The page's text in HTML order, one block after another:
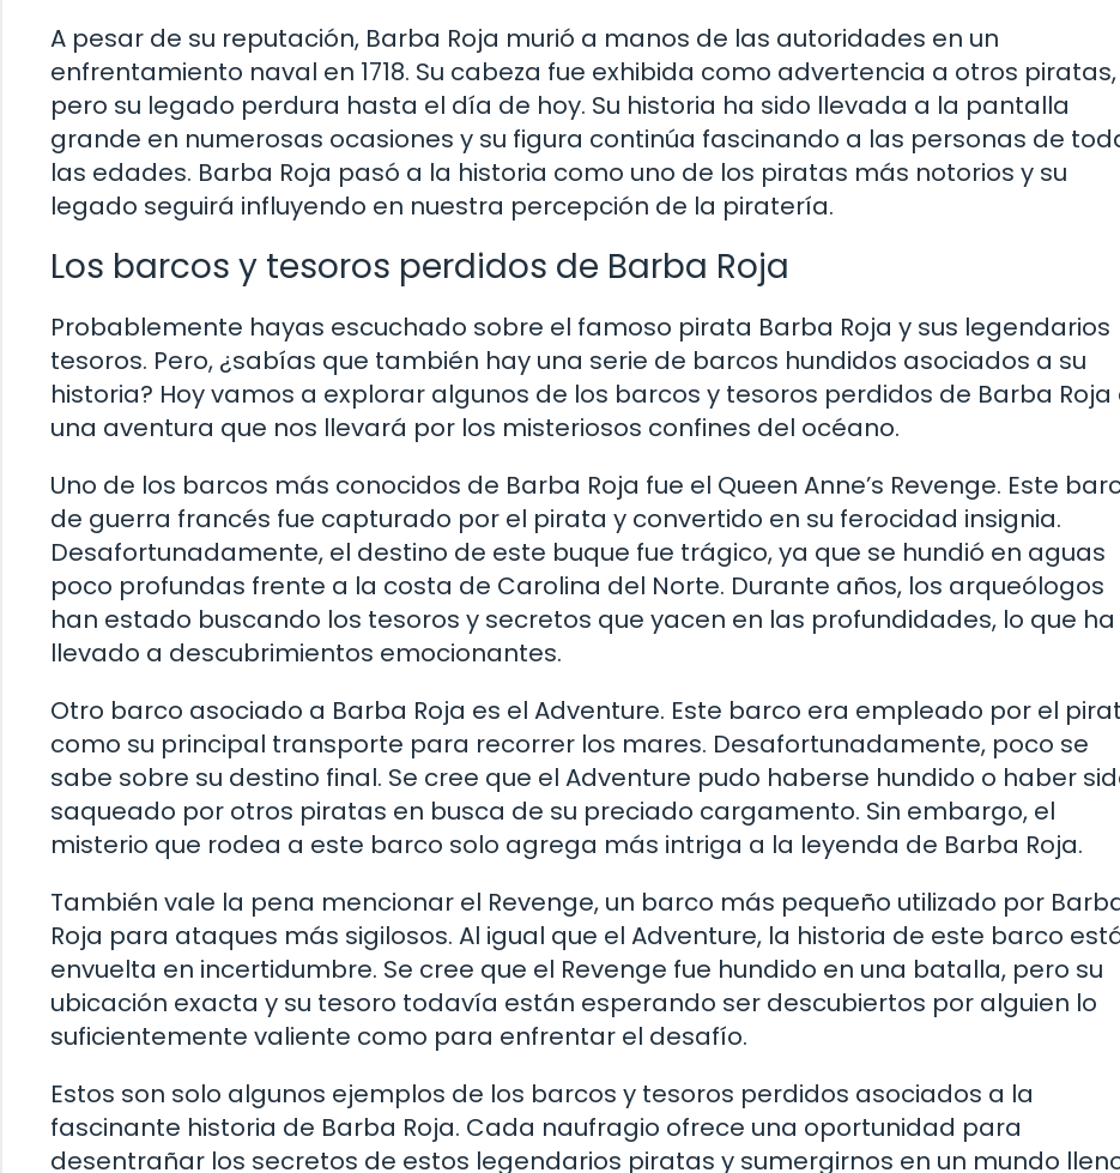
A pesar de su reputación, Barba Roja murió a manos de las autoridades en un
enfrentamiento naval en 1718. Su cabeza fue exhibida como advertencia a otros piratas,
pero su legado perdura hasta el día de hoy. Su historia ha sido llevada a la pantalla
grande en numerosas ocasiones y su figura continúa fascinando a las personas de
las edades. Barba Roja pasó a la historia como uno de los piratas más notorios y su
legado seguirá influyendo en nuestra percepción de la piratería.
Los barcos y tesoros perdidos de Barba Roja
Probablemente hayas escuchado sobre el famoso pirata Barba Roja y sus legendarios
tesoros. Pero, ¿sabías que también hay una serie de barcos hundidos asociados a su
historia? Hoy vamos a explorar algunos de los barcos y tesoros perdidos de Barba Roja
una aventura que nos llevará por los misteriosos confines del océano.
Uno de los barcos más conocidos de Barba Roja fue el Queen Anne’s Revenge. Este
de guerra francés fue capturado por el pirata y convertido en su ferocidad insignia.
Desafortunadamente, el destino de este buque fue trágico, ya que se hundió en aguas
poco profundas frente a la costa de Carolina del Norte. Durante años, los arqueólogos
han estado buscando los tesoros y secretos que yacen en las profundidades, lo que ha
llevado a descubrimientos emocionantes.
Otro barco asociado a Barba Roja es el Adventure. Este barco era empleado por el
como su principal transporte para recorrer los mares. Desafortunadamente, poco se
sabe sobre su destino final. Se cree que el Adventure pudo haberse hundido o haber
saqueado por otros piratas en busca de su preciado cargamento. Sin embargo, el
misterio que rodea a este barco solo agrega más intriga a la leyenda de Barba Roja.
También vale la pena mencionar el Revenge, un barco más pequeño utilizado por
Roja para ataques más sigilosos. Al igual que el Adventure, la historia de este barco
envuelta en incertidumbre. Se cree que el Revenge fue hundido en una batalla, pero su
ubicación exacta y su tesoro todavía están esperando ser descubiertos por alguien lo
suficientemente valiente como para enfrentar el desafío.
Estos son solo algunos ejemplos de los barcos y tesoros perdidos asociados a la
fascinante historia de Barba Roja. Cada naufragio ofrece una oportunidad para
desentrañar los secretos de estos legendarios piratas y sumergirnos en un mundo